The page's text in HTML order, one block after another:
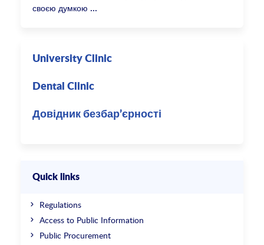
своєю думкою
University Clinic
Dental Clinic
Довідник безбар’єрності
Quick links
Regulations
Access to Public Information
Public Procurement